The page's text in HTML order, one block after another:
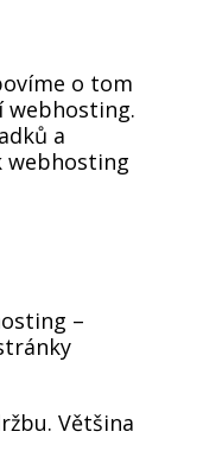
o tom
webhosting.
a
webhosting
–
Většina